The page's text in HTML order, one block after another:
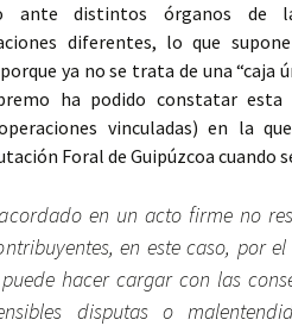
ante distintos órganos de
diferentes, lo que
ya no se trata de una “caja
ha podido constatar esta
vinculadas) en la
Foral de Guipúzcoa cuando
en un acto firme no
en este caso, por el
hacer cargar con las
disputas o